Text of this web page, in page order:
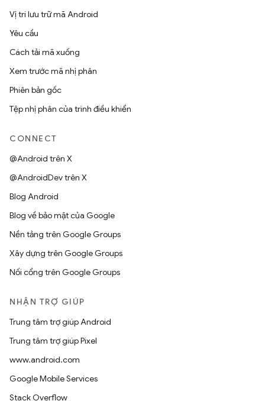
Vị trí lưu trữ mã Android
Yêu cầu
Cách tải mã xuống
Xem trước mã nhị phân
Phiên bản gốc
Tệp nhị phân của trình điều khiển
CONNECT
@Android trên X
@AndroidDev trên X
Blog Android
Blog về bảo mật của Google
Nền tảng trên Google Groups
Xây dựng trên Google Groups
Nối cổng trên Google Groups
NHẬN TRỢ GIÚP
Trung tâm trợ giúp Android
Trung tâm trợ giúp Pixel
www.android.com
Google Mobile Services
Stack Overflow